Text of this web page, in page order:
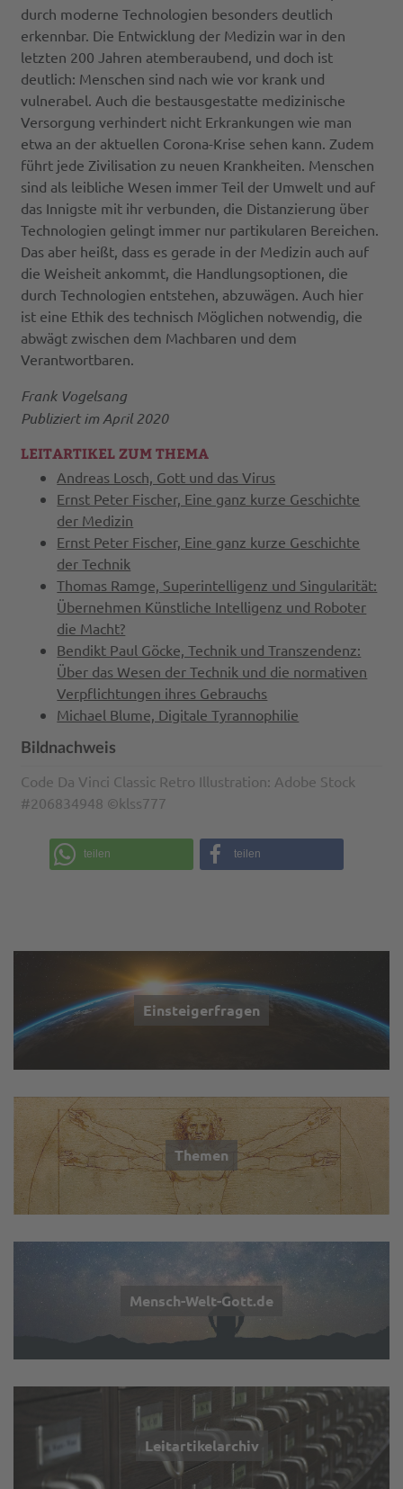
durch moderne Technologien besonders deutlich
erkennbar. Die Entwicklung der Medizin war in den
letzten 200 Jahren atemberaubend, und doch ist
deutlich: Menschen sind nach wie vor krank und
vulnerabel. Auch die bestausgestatte medizinische
Versorgung verhindert nicht Erkrankungen wie man
etwa an der aktuellen Corona-Krise sehen kann. Zudem
führt jede Zivilisation zu neuen Krankheiten. Menschen
sind als leibliche Wesen immer Teil der Umwelt und auf
das Innigste mit ihr verbunden, die Distanzierung über
Technologien gelingt immer nur partikularen Bereichen.
Das aber heißt, dass es gerade in der Medizin auch auf
die Weisheit ankommt, die Handlungsoptionen, die
durch Technologien entstehen, abzuwägen. Auch hier
ist eine Ethik des technisch Möglichen notwendig, die
abwägt zwischen dem Machbaren und dem
Verantwortbaren.
Frank Vogelsang
Publiziert im April 2020
LEITARTIKEL ZUM THEMA
Andreas Losch, Gott und das Virus
Ernst Peter Fischer, Eine ganz kurze Geschichte
der Medizin
Ernst Peter Fischer, Eine ganz kurze Geschichte
der Technik
Thomas Ramge, Superintelligenz und Singularität:
Übernehmen Künstliche Intelligenz und Roboter
die Macht?
Bendikt Paul Göcke, Technik und Transzendenz:
Über das Wesen der Technik und die normativen
Verpflichtungen ihres Gebrauchs
Michael Blume, Digitale Tyrannophilie
Bildnachweis
Code Da Vinci Classic Retro Illustration: Adobe Stock
#206834948 ©klss777
teilen teilen
Einsteigerfragen
Themen
Mensch-Welt-Gott.de
Leitartikelarchiv